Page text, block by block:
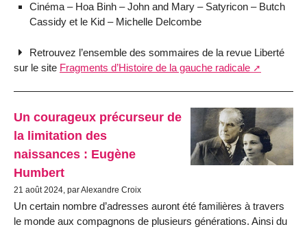
Cinéma – Hoa Binh – John and Mary – Satyricon – Butch
Cassidy et le Kid – Michelle Delcombe
Retrouvez l’ensemble des sommaires de la revue Liberté
sur le site Fragments d’Histoire de la gauche radicale
Un courageux précurseur de
la limitation des
naissances : Eugène
Humbert
21 août 2024, par Alexandre Croix
Un certain nombre d’adresses auront été familières à travers
le monde aux compagnons de plusieurs générations. Ainsi du